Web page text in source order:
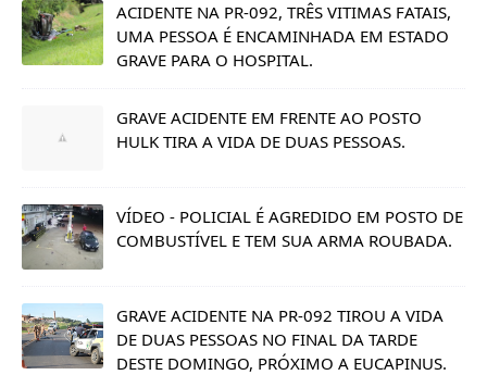
ACIDENTE NA PR-092, TRÊS VITIMAS FATAIS,
UMA PESSOA É ENCAMINHADA EM ESTADO
GRAVE PARA O HOSPITAL.
GRAVE ACIDENTE EM FRENTE AO POSTO
HULK TIRA A VIDA DE DUAS PESSOAS.
VÍDEO - POLICIAL É AGREDIDO EM POSTO DE
COMBUSTÍVEL E TEM SUA ARMA ROUBADA.
GRAVE ACIDENTE NA PR-092 TIROU A VIDA
DE DUAS PESSOAS NO FINAL DA TARDE
DESTE DOMINGO, PRÓXIMO A EUCAPINUS.